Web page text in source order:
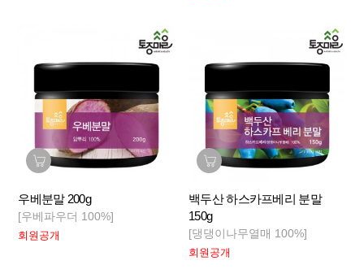
우베분말 200g
[우베파우더 100%]
회원공개
백두산 하스카프베리 분말
150g
[댕댕이나무열매 100%]
회원공개